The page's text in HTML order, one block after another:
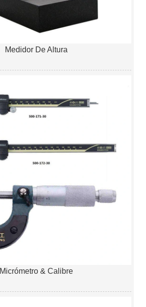
Medidor De Altura
Micrómetro & Calibre